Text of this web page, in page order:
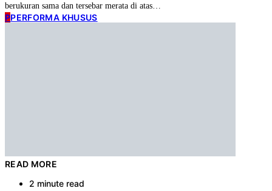
berukuran sama dan tersebar merata di atas…
PPERFORMA KHUSUS
READ MORE
2 minute read